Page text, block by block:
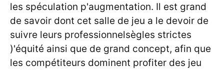
les spéculation p'augmentation. Il est grand
de savoir dont cet salle de jeu a le devoir de
suivre leurs professionnelsègles strictes
)'équité ainsi que de grand concept, afin que
les compétiteurs dominent profiter des jeu